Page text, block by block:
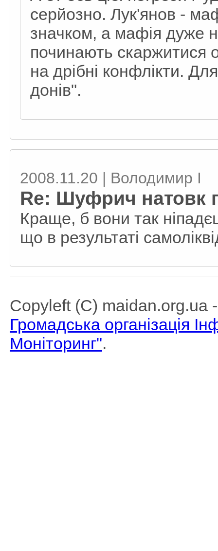
серйозно. Лук'янов -
значком, а мафія дуже
починають скаржитися
на дрібні конфлікти.
донів".
2008.11.20 | Володимир I
Re: Шуфрич натовк
Краще, б вони так
що в результаті
Copyleft (C) maidan.org.ua
Громадська організація
Моніторинг".